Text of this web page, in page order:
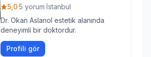
5,0·5 yorum·İstanbul
Dr. Okan Aslanol estetik alanında
deneyimli bir doktordur.
Profili gör